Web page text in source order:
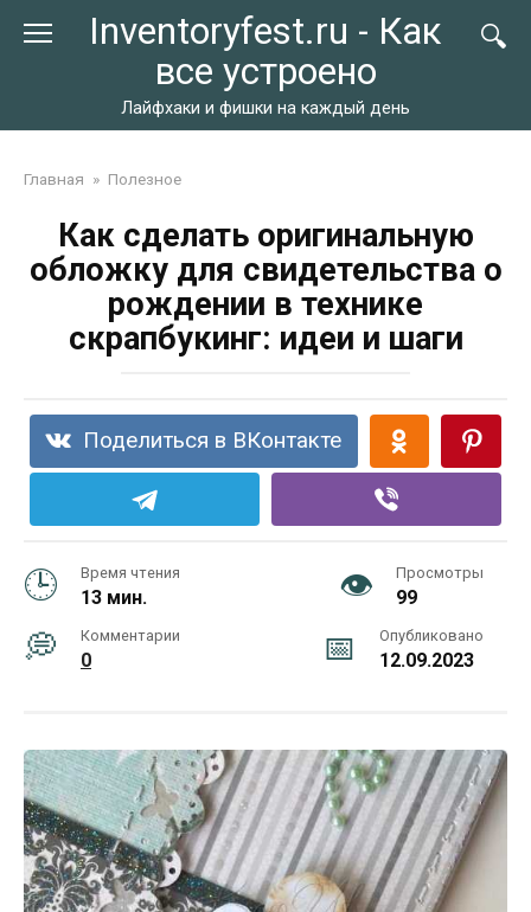
Inventoryfest.ru - Как
все устроено
Лайфхаки и фишки на каждый день
Главная » Полезное
Как сделать оригинальную
обложку для свидетельства о
рождении в технике
скрапбукинг: идеи и шаги
Поделиться в ВКонтакте
Время чтения
13 мин.
Просмотры
99
Комментарии
0
Опубликовано
12.09.2023